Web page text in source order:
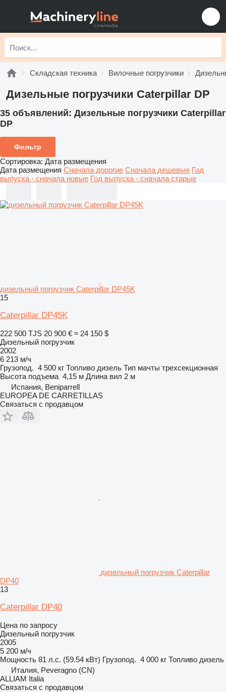
Складская техника Вилочные погрузчики
Дизельные погрузчики Caterpillar DP
35 объявлений: Дизельные погрузчики Caterpillar
DP
Фильтр
Сортировка: Дата размещения
Дата размещения Сначала дорогие Сначала дешевые Год
выпуска - сначала новые Год выпуска - сначала старые
дизельный погрузчик Caterpillar DP45K
15
Caterpillar DP45K
222 500 TJS 20 900 € ≈ 24 150 $
Дизельный погрузчик
2002
6 213 м/ч
Грузопод. 4 500 кг Топливо дизель Тип мачты трехсекционная
Высота подъема 4,15 м Длина вил 2 м
Испания, Beniparrell
EUROPEA DE CARRETILLAS
Связаться с продавцом
дизельный погрузчик Caterpillar
DP40
13
Caterpillar DP40
Цена по запросу
Дизельный погрузчик
2005
5 200 м/ч
Мощность 81 л.с. (59.54 кВт) Грузопод. 4 000 кг Топливо дизель
Италия, Peveragno (CN)
ALLIAM Italia
Связаться с продавцом